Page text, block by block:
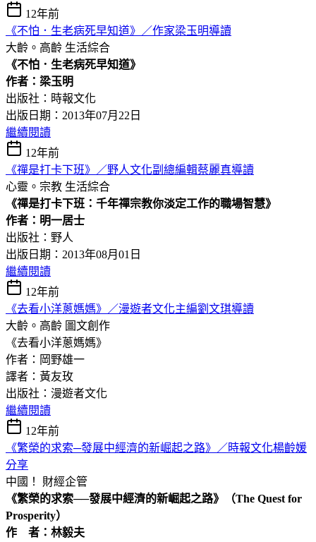
12年前
《不怕．生老病死早知道》／作家梁玉明導讀
大齡。高齡 生活綜合
《不怕．生老病死早知道》
作者：梁玉明
出版社：時報文化
出版日期：2013年07月22日
繼續閱讀
12年前
《禪是打卡下班》／野人文化副總編輯蔡麗真導讀
心靈。宗教 生活綜合
《禪是打卡下班：千年禪宗教你淡定工作的職場智慧》
作者：明一居士
出版社：野人
出版日期：2013年08月01日
繼續閱讀
12年前
《去看小洋蔥媽媽》／漫遊者文化主編劉文琪導讀
大齡。高齡 圖文創作
《去看小洋蔥媽媽》
作者：岡野雄一
譯者：黃友玫
出版社：漫遊者文化
繼續閱讀
12年前
《繁榮的求索─發展中經濟的新崛起之路》／時報文化楊齡媛
分享
中國！ 財經企管
《繁榮的求索──發展中經濟的新崛起之路》（The Quest for
Prosperity）
作 者：林毅夫